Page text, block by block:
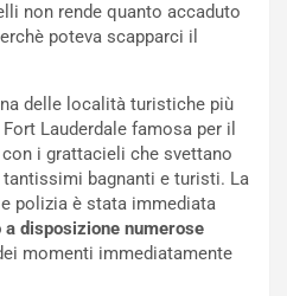
non rende quanto accaduto
poteva scapparci il
delle località turistiche più
Lauderdale famosa per il
i grattacieli che svettano
bagnanti e turisti. La
polizia è stata immediata
a disposizione numerose
momenti immediatamente